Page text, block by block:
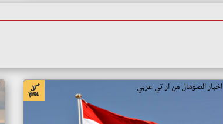
اخبار الصومال من ار تي عربي